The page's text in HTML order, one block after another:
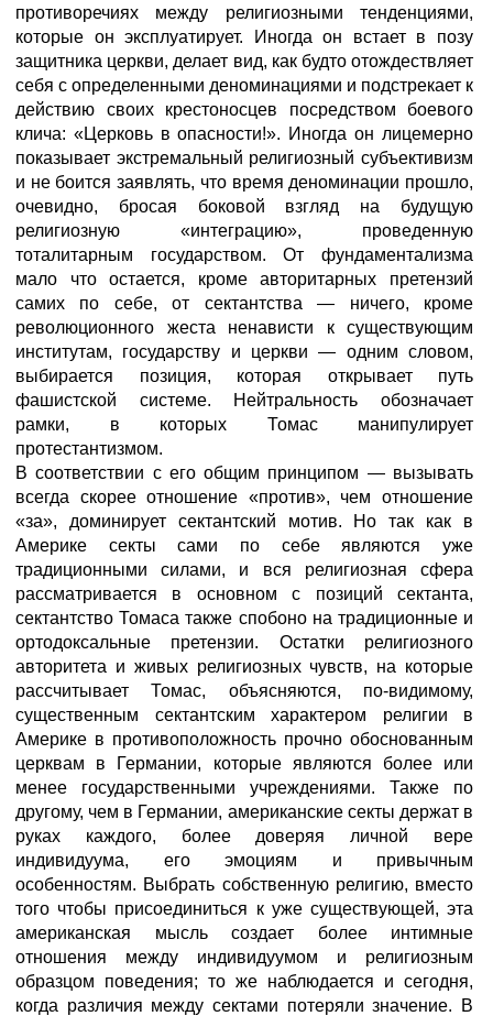
противоречиях между религиозными тенденциями,
которые он эксплуатирует. Иногда он встает в позу
защитника церкви, делает вид, как будто отождествляет
себя с определенными деноминациями и подстрекает к
действию своих крестоносцев посредством боевого
клича: «Церковь в опасности!». Иногда он лицемерно
показывает экстремальный религиозный субъективизм
и не боится заявлять, что время деноминации прошло,
очевидно, бросая боковой взгляд на будущую
религиозную «интеграцию», проведенную
тоталитарным государством. От фундаментализма
мало что остается, кроме авторитарных претензий
самих по себе, от сектантства — ничего, кроме
революционного жеста ненависти к существующим
институтам, государству и церкви — одним словом,
выбирается позиция, которая открывает путь
фашистской системе. Нейтральность обозначает
рамки, в которых Томас манипулирует
протестантизмом.
В соответствии с его общим принципом — вызывать
всегда скорее отношение «против», чем отношение
«за», доминирует сектантский мотив. Но так как в
Америке секты сами по себе являются уже
традиционными силами, и вся религиозная сфера
рассматривается в основном с позиций сектанта,
сектантство Томаса также спобоно на традиционные и
ортодоксальные претензии. Остатки религиозного
авторитета и живых религиозных чувств, на которые
рассчитывает Томас, объясняются, по-видимому,
существенным сектантским характером религии в
Америке в противоположность прочно обоснованным
церквам в Германии, которые являются более или
менее государственными учреждениями. Также по
другому, чем в Германии, американские секты держат в
руках каждого, более доверяя личной вере
индивидуума, его эмоциям и привычным
особенностям. Выбрать собственную религию, вместо
того чтобы присоединиться к уже существующей, эта
американская мысль создает более интимные
отношения между индивидуумом и религиозным
образцом поведения; то же наблюдается и сегодня,
когда различия между сектами потеряли значение. В